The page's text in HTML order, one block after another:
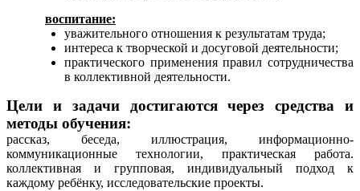
воспитание:
уважительного отношения к результатам труда;
интереса к творческой и досуговой деятельности;
практического применения правил сотрудничества
в коллективной деятельности.
Цели и задачи достигаются через средства и
методы обучения:
рассказ, беседа, иллюстрация, информационно-
коммуникационные технологии, практическая работа.
коллективная и групповая, индивидуальный подход к
каждому ребёнку, исследовательские проекты.